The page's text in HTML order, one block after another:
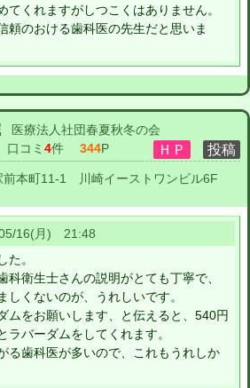
てくれますがしつこくはありません。
頼のおける歯科医の先生だと思いま
医療法人社団春夏秋冬の会
コミ 4件 344P
前本町11-1 川崎イーストワンビル6F
16(月) 21:48
た。
科衛生士さんの説明がとても丁寧で、
しくないのが、うれしいです。
ムをお願いします、と伝えると、540円
ラバーダムをしてくれます。
る歯科医が多いので、これもうれしか